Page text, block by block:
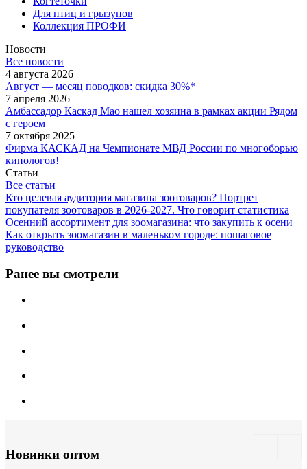
Для птиц и грызунов
Коллекция ПРОФИ
Новости
Все новости
4 августа 2026
Август — месяц поводков: скидка 30%*
7 апреля 2026
Амбассадор Каскад Мао нашел хозяина в рамках акции Рядом
с героем
7 октября 2025
Фирма КАСКАД на Чемпионате МВД России по многоборью
кинологов!
Статьи
Все статьи
Кто целевая аудитория магазина зоотоваров? Портрет
покупателя зоотоваров в 2026-2027. Что говорит статистика
Осенний ассортимент для зоомагазина: что закупить к осени
Как открыть зоомагазин в маленьком городе: пошаговое
руководство
Ранее вы смотрели
Новинки оптом